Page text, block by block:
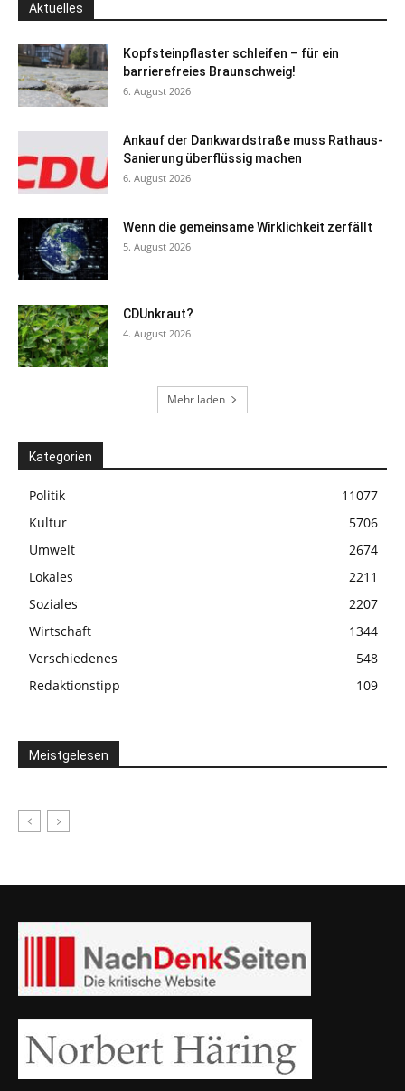
Aktuelles
Kopfsteinpflaster schleifen – für ein
barrierefreies Braunschweig!
6. August 2026
Ankauf der Dankwardstraße muss Rathaus-
Sanierung überflüssig machen
6. August 2026
Wenn die gemeinsame Wirklichkeit zerfällt
5. August 2026
CDUnkraut?
4. August 2026
Mehr laden
Kategorien
Politik
11077
Kultur
5706
Umwelt
2674
Lokales
2211
Soziales
2207
Wirtschaft
1344
Verschiedenes
548
Redaktionstipp
109
Meistgelesen